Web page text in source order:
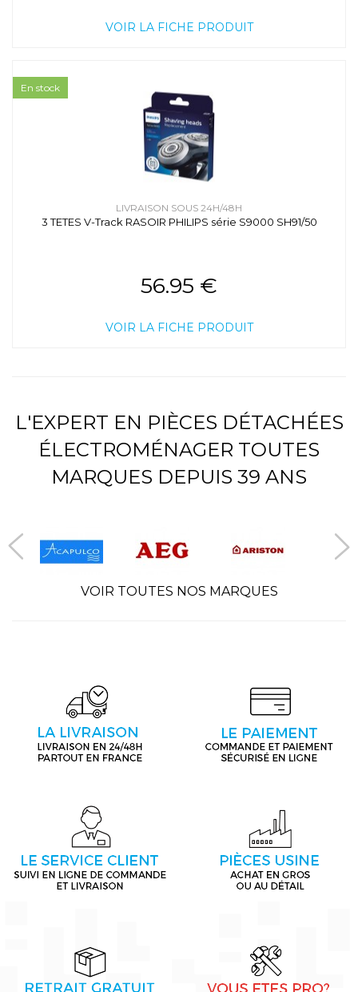
VOIR LA FICHE PRODUIT
LIVRAISON SOUS 24H/48H
3 TETES V-Track RASOIR PHILIPS série S9000 SH91/50
56.95 €
VOIR LA FICHE PRODUIT
En stock
L'EXPERT EN PIÈCES DÉTACHÉES
ÉLECTROMÉNAGER TOUTES
MARQUES DEPUIS 39 ANS
VOIR TOUTES NOS MARQUES